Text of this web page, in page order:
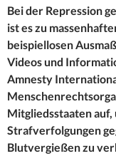
Bei der Repression
ist es zu
beispiellosen
Videos und
Amnesty
Mitgliedsstaaten
Strafverfolgungen
Blutvergießen zu